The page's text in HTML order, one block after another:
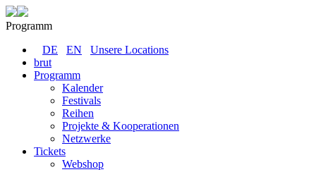
Programm
DE
EN
Unsere Locations
brut
Programm
Kalender
Festivals
Reihen
Projekte & Kooperationen
Netzwerke
Tickets
Webshop